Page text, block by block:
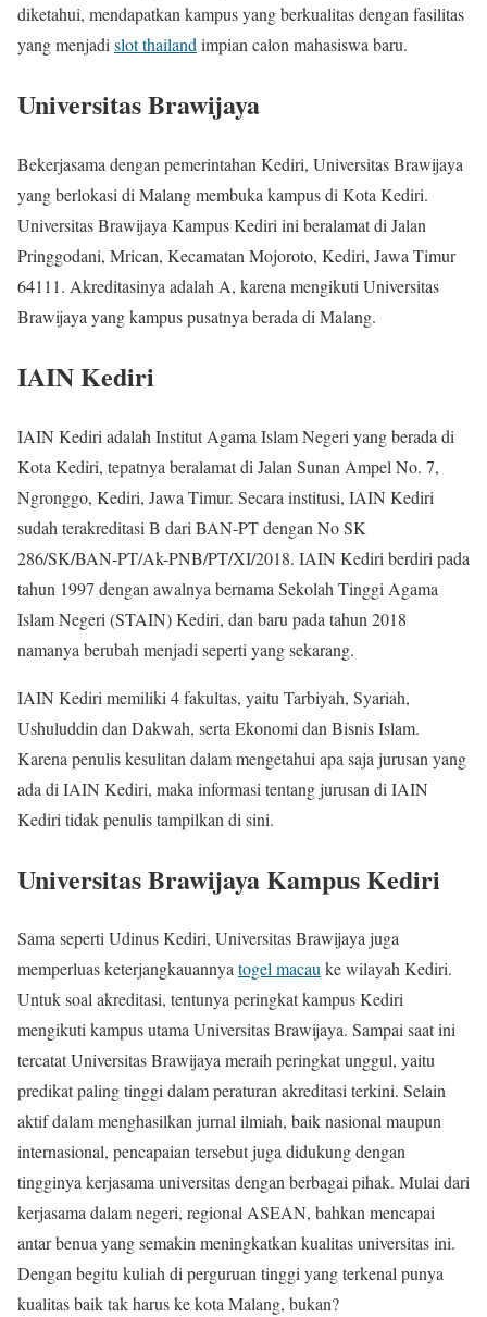
diketahui, mendapatkan kampus yang berkualitas dengan fasilitas
yang menjadi slot thailand impian calon mahasiswa baru.
Universitas Brawijaya
Bekerjasama dengan pemerintahan Kediri, Universitas Brawijaya
yang berlokasi di Malang membuka kampus di Kota Kediri.
Universitas Brawijaya Kampus Kediri ini beralamat di Jalan
Pringgodani, Mrican, Kecamatan Mojoroto, Kediri, Jawa Timur
64111. Akreditasinya adalah A, karena mengikuti Universitas
Brawijaya yang kampus pusatnya berada di Malang.
IAIN Kediri
IAIN Kediri adalah Institut Agama Islam Negeri yang berada di
Kota Kediri, tepatnya beralamat di Jalan Sunan Ampel No. 7,
Ngronggo, Kediri, Jawa Timur. Secara institusi, IAIN Kediri
sudah terakreditasi B dari BAN-PT dengan No SK
286/SK/BAN-PT/Ak-PNB/PT/XI/2018. IAIN Kediri berdiri pada
tahun 1997 dengan awalnya bernama Sekolah Tinggi Agama
Islam Negeri (STAIN) Kediri, dan baru pada tahun 2018
namanya berubah menjadi seperti yang sekarang.
IAIN Kediri memiliki 4 fakultas, yaitu Tarbiyah, Syariah,
Ushuluddin dan Dakwah, serta Ekonomi dan Bisnis Islam.
Karena penulis kesulitan dalam mengetahui apa saja jurusan yang
ada di IAIN Kediri, maka informasi tentang jurusan di IAIN
Kediri tidak penulis tampilkan di sini.
Universitas Brawijaya Kampus Kediri
Sama seperti Udinus Kediri, Universitas Brawijaya juga
memperluas keterjangkauannyatogel macauke wilayah Kediri.
Untuk soal akreditasi, tentunya peringkat kampus Kediri
mengikuti kampus utama Universitas Brawijaya. Sampai saat ini
tercatat Universitas Brawijaya meraih peringkat unggul, yaitu
predikat paling tinggi dalam peraturan akreditasi terkini. Selain
aktif dalam menghasilkan jurnal ilmiah, baik nasional maupun
internasional, pencapaian tersebut juga didukung dengan
tingginya kerjasama universitas dengan berbagai pihak. Mulai dari
kerjasama dalam negeri, regional ASEAN, bahkan mencapai
antar benua yang semakin meningkatkan kualitas universitas ini.
Dengan begitu kuliah di perguruan tinggi yang terkenal punya
kualitas baik tak harus ke kota Malang, bukan?